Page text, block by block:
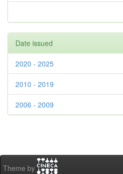
Date issued
2020 - 2025
2010 - 2019
2006 - 2009
Theme by